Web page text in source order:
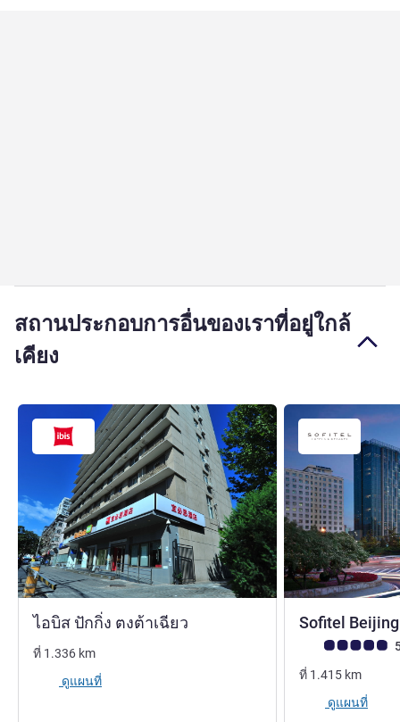
สถานประกอบการอื่นของเราที่อยู่ใกล้
เคียง
ไอบิส ปักกิ่ง ตงต้าเฉียว
ที่ 1.336 km
ดูแผนที่
Sofitel
คะแนนความคิดเ
ที่ 1.415 km
ดูแผนที่